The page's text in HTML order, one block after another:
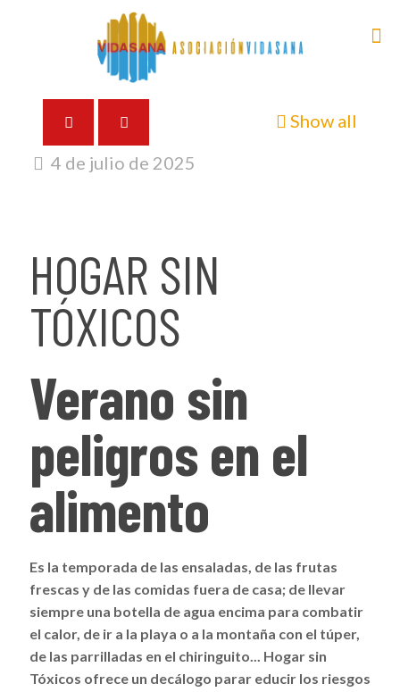
Show all
4 de julio de 2025
HOGAR SIN
TÓXICOS
Verano sin
peligros en el
alimento
Es la temporada de las ensaladas, de las frutas
frescas y de las comidas fuera de casa; de llevar
siempre una botella de agua encima para combatir
el calor, de ir a la playa o a la montaña con el túper,
de las parrilladas en el chiringuito... Hogar sin
Tóxicos ofrece un decálogo parar educir los riesgos